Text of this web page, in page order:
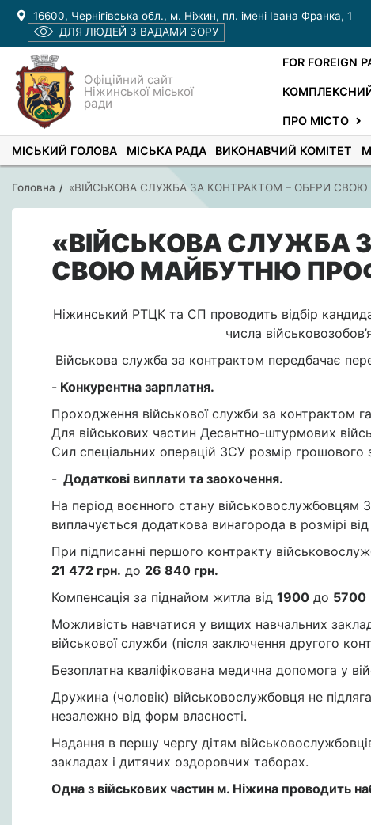
16600, Чернігівська обл., м. Ніжин, пл. імені Івана Франка, 1
ДЛЯ ЛЮДЕЙ З ВАДАМИ ЗОРУ
Офіційний сайт
Ніжинської міської
ради
FOR FOREIGN
ПРО МІСТО
МІСЬКИЙ ГОЛОВА МІСЬКА РАДА ВИКОНАВЧИЙ КОМІТЕТ
Головна «ВІЙСЬКОВА СЛУЖБА ЗА КОНТРАКТОМ – ОБЕРИ
«ВІЙСЬКОВА СЛУЖБА
СВОЮ МАЙБУТНЮ
Ніжинський РТЦК та СП проводить відбір
числа
Військова служба за контрактом передбачає
- Конкурентна зарплатня.
Проходження військової служби за контрактом
Для військових частин Десантно-штурмових
Сил спеціальних операцій ЗСУ розмір грошового
- Додаткові виплати та заохочення.
На період воєнного стану військовослужбовцям
виплачується додаткова винагорода в розмірі від
При підписанні першого контракту
21 472 грн. до 26 840 грн.
Компенсація за піднайом житла від 1900 до 5700
Можливість навчатися у вищих навчальних
військової служби (після заключення другого
Безоплатна кваліфікована медична допомога у
Дружина (чоловік) військовослужбовця не
незалежно від форм власності.
Надання в першу чергу дітям
закладах і дитячих оздоровчих таборах.
Одна з військових частин м. Ніжина проводить